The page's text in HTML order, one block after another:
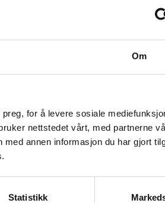
Om
for å levere sosiale
nettstedet vårt, med partnerne
annen informasjon du har gjort
Statistikk